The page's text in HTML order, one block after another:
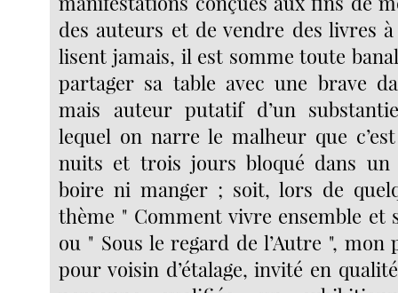
des auteurs et de vendre des livres
lisent jamais, il est somme toute
partager sa table avec une brave
mais auteur putatif d’un
lequel on narre le malheur que
nuits et trois jours bloqué dans un
boire ni manger ; soit, lors de
thème " Comment vivre ensemble et
ou " Sous le regard de l’Autre ", mon
pour voisin d’étalage, invité en